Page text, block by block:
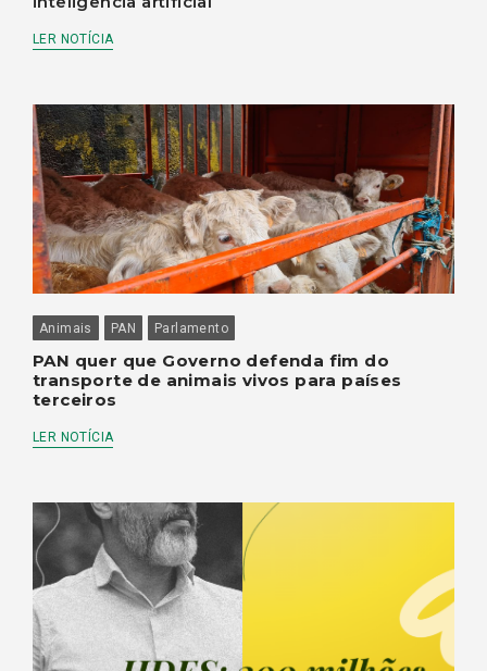
LER NOTÍCIA
Animais PAN Parlamento
PAN quer que Governo defenda fim do
transporte de animais vivos para países
terceiros
LER NOTÍCIA